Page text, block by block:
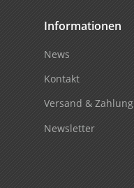
Informationen
News
Kontakt
Versand & Zahlung
Newsletter